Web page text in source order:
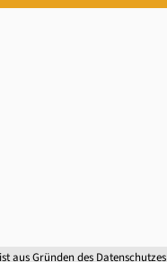
aus Gründen des Datenschutzes